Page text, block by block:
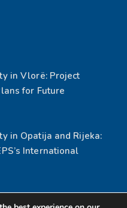
in Vlorë: Project
for Future
in Opatija and Rijeka:
International